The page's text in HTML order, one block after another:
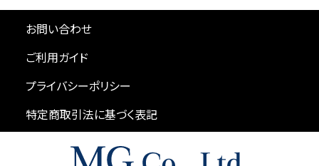
お問い合わせ
ご利用ガイド
プライバシーポリシー
特定商取引法に基づく表記